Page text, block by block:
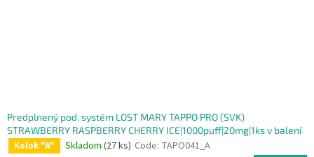
Predplnený pod. systém LOST MARY TAPPO PRO (SVK)
STRAWBERRY RASPBERRY CHERRY ICE|1000puff|20mg|1ks v balení
Kolok "A" Skladom (27 ks) Code: TAPO041_A